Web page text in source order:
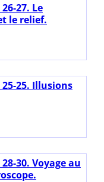
27. Le
le relief.
25-25. Illusions
30. Voyage au